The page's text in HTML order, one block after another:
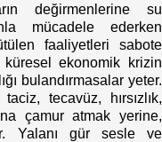
değirmenlerine su
mücadele ederken
faaliyetleri sabote
küresel ekonomik krizin
bulandırmasalar yeter.
tecavüz, hırsızlık,
çamur atmak yerine,
Yalanı gür sesle ve